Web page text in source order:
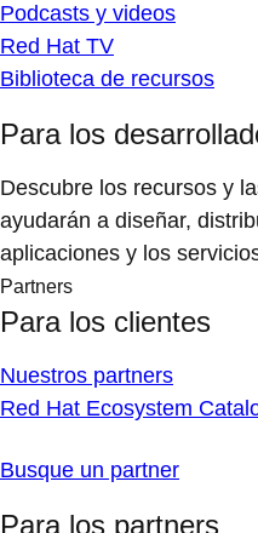
Podcasts y videos
Red Hat TV
Biblioteca de recursos
Para los
Descubre los recursos y
ayudarán a diseñar,
aplicaciones y los
Partners
Para los clientes
Nuestros partners
Red Hat Ecosystem
Busque un partner
Para los partners